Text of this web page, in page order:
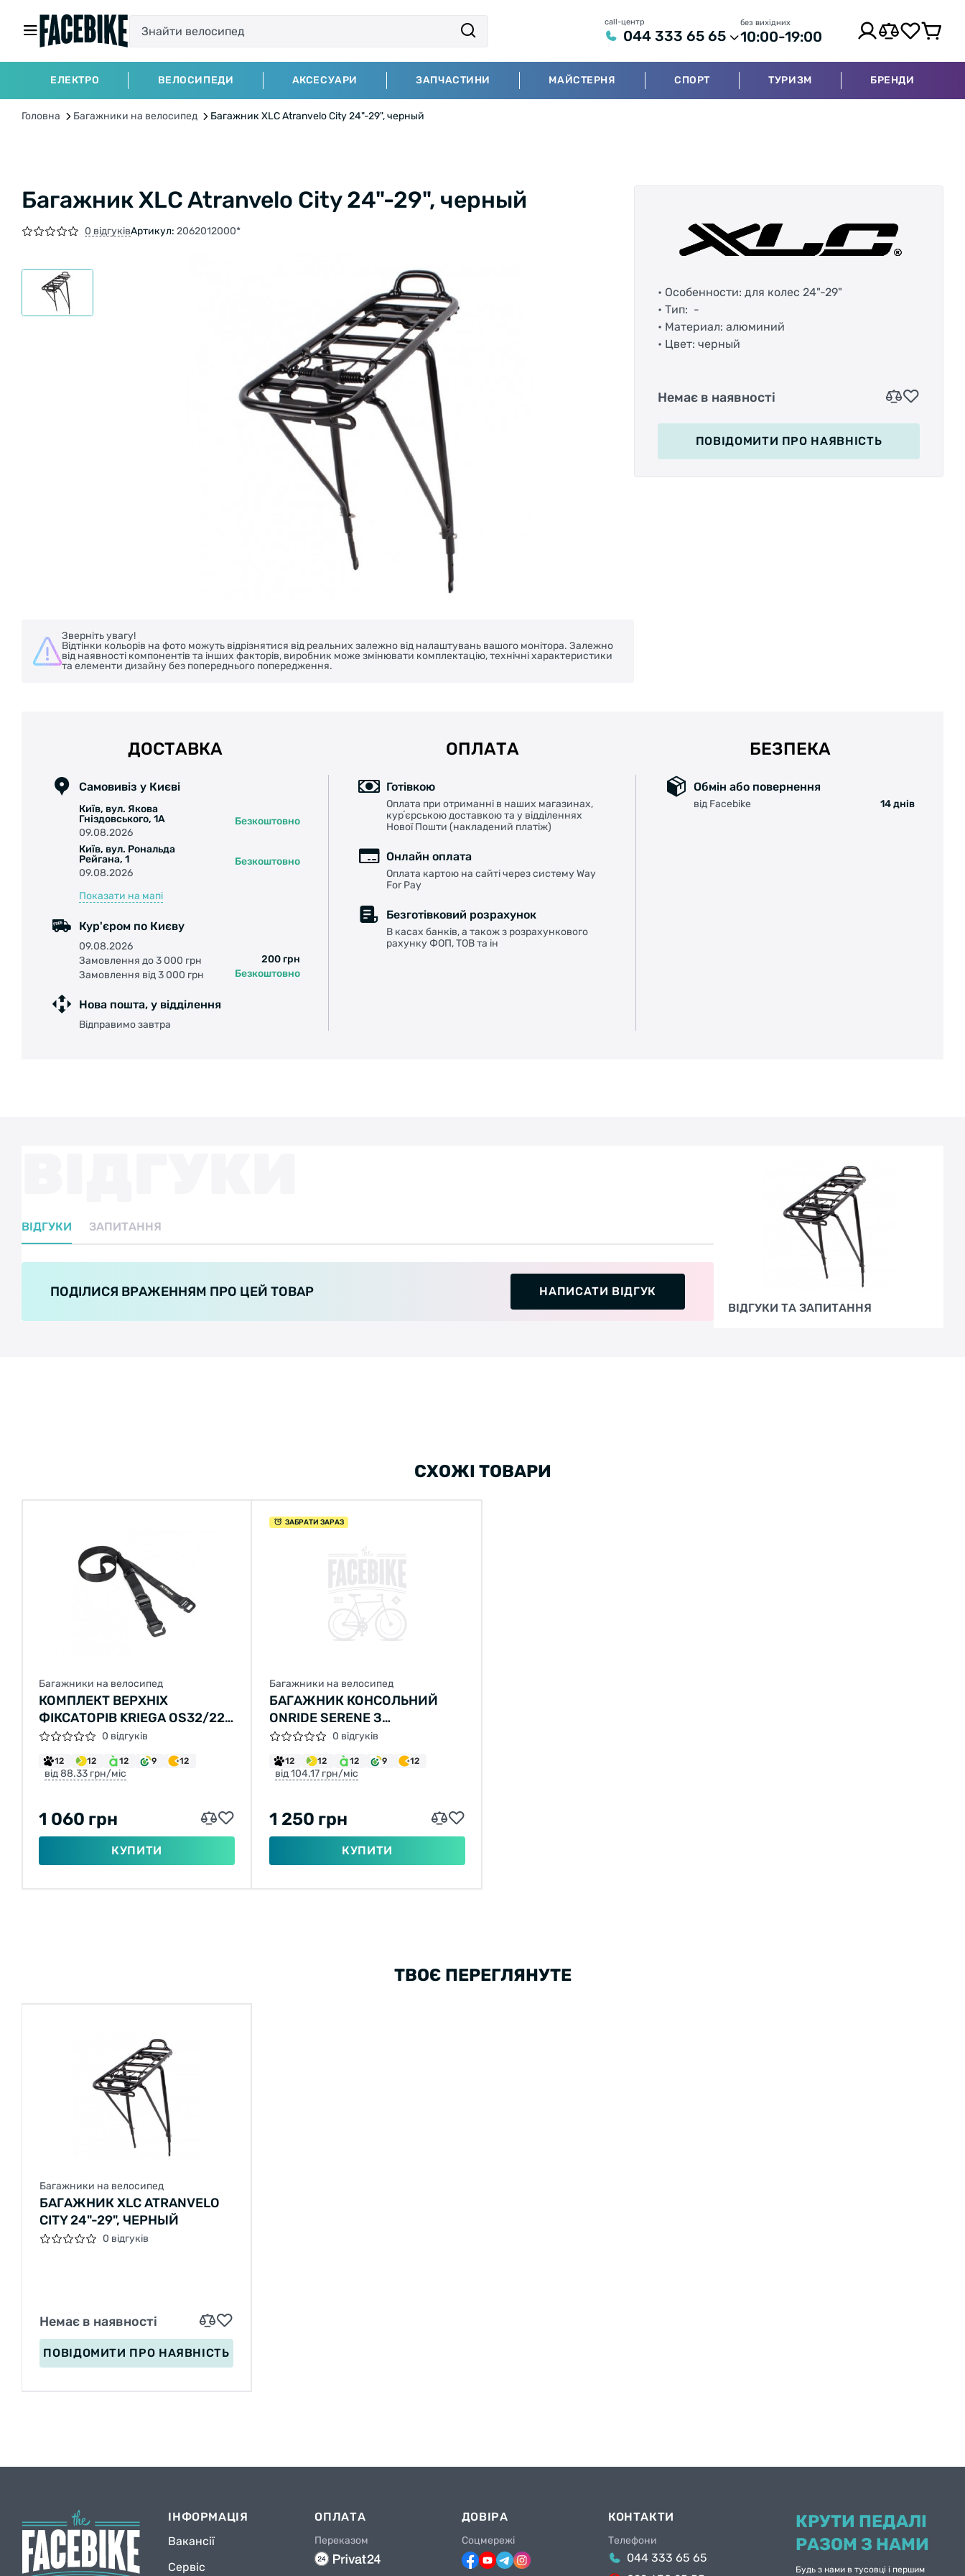
call-центр
044 333 65 65
без вихідних
10:00-19:00
ЕЛЕКТРО ВЕЛОСИПЕДИ АКСЕСУАРИ ЗАПЧАСТИНИ МАЙСТЕРНЯ СПОРТ ТУРИЗМ БРЕНДИ
Головна Багажники на велосипед Багажник XLC Atranvelo City 24"-29", черный
Багажник XLC Atranvelo City 24"-29", черный
0 відгуківАртикул: 2062012000*
Зверніть увагу!
Відтінки кольорів на фото можуть відрізнятися від реальних залежно від налаштувань вашого монітора. Залежно
від наявності компонентів та інших факторів, виробник може змінювати комплектацію, технічні характеристики
та елементи дизайну без попереднього попередження.
• Особенности: для колес 24"-29"
• Тип: -
• Материал: алюминий
• Цвет: черный
Немає в наявності
ПОВІДОМИТИ ПРО НАЯВНІСТЬ
ДОСТАВКА
Самовивіз у Києві
Київ, вул. Якова
Гніздовського, 1А
09.08.2026
Безкоштовно
Київ, вул. Рональда
Рейгана, 1
09.08.2026
Безкоштовно
Показати на мапі
Кур'єром по Києву
09.08.2026
Замовлення до 3 000 грн
200 грн
Замовлення від 3 000 грн
Безкоштовно
Нова пошта, у відділення
Відправимо завтра
ОПЛАТА
Готівкою
Оплата при отриманні в наших магазинах,
курʼєрською доставкою та у відділеннях
Нової Пошти (накладений платіж)
Онлайн оплата
Оплата картою на сайті через систему Way
For Pay
Безготівковий розрахунок
В касах банків, а також з розрахункового
рахунку ФОП, ТОВ та ін
БЕЗПЕКА
Обмін або повернення
від Facebike 14 днів
ВІДГУКИ ЗАПИТАННЯ
ПОДІЛИСЯ ВРАЖЕННЯМ ПРО ЦЕЙ ТОВАР
НАПИСАТИ ВІДГУК
ВІДГУКИ ТА ЗАПИТАННЯ
СХОЖІ ТОВАРИ
Багажники на велосипед
КОМПЛЕКТ ВЕРХНІХ
ФІКСАТОРІВ KRIEGA OS32/22
(ПАРА)
0 відгуків
12 12 12 9 12
від 88.33 грн/міс
1 060 грн
КУПИТИ
ЗАБРАТИ ЗАРАЗ
Багажники на велосипед
БАГАЖНИК КОНСОЛЬНИЙ
ONRIDE SERENE З
КРІПЛЕННЯМ ПІД 4 БОЛТИ ТА
БОКОВИМ ЗАХИСТОМ
0 відгуків
12 12 12 9 12
від 104.17 грн/міс
1 250 грн
КУПИТИ
ТВОЄ ПЕРЕГЛЯНУТЕ
Багажники на велосипед
БАГАЖНИК XLC ATRANVELO
CITY 24"-29", ЧЕРНЫЙ
0 відгуків
Немає в наявності
ПОВІДОМИТИ ПРО НАЯВНІСТЬ
ІНФОРМАЦІЯ
Вакансії
Сервіс
ОПЛАТА
Переказом
ДОВІРА
Соцмережі
КОНТАКТИ
Телефони
044 333 65 65
КРУТИ ПЕДАЛІ
РАЗОМ З НАМИ
Будь з нами в тусовці і першим